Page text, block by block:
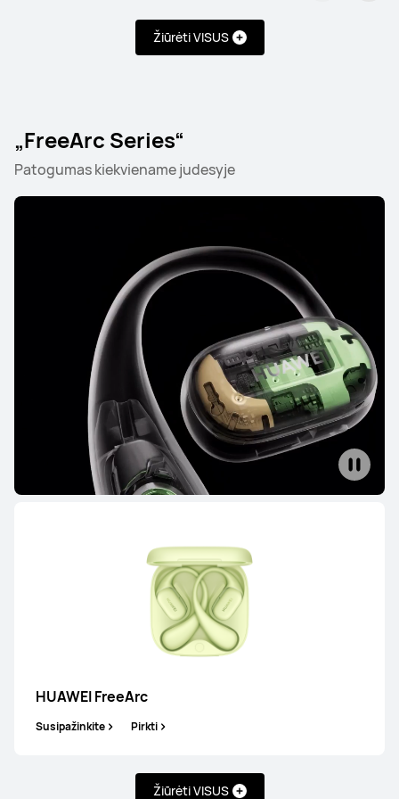
Žiūrėti VISUS
„FreeArc Series“
Patogumas kiekviename judesyje
HUAWEI FreeArc
Susipažinkite Pirkti
Žiūrėti VISUS
HUAWEI FreeBuds SE 3
Susipažinkite
„FreeClip Series“
NAUJAS